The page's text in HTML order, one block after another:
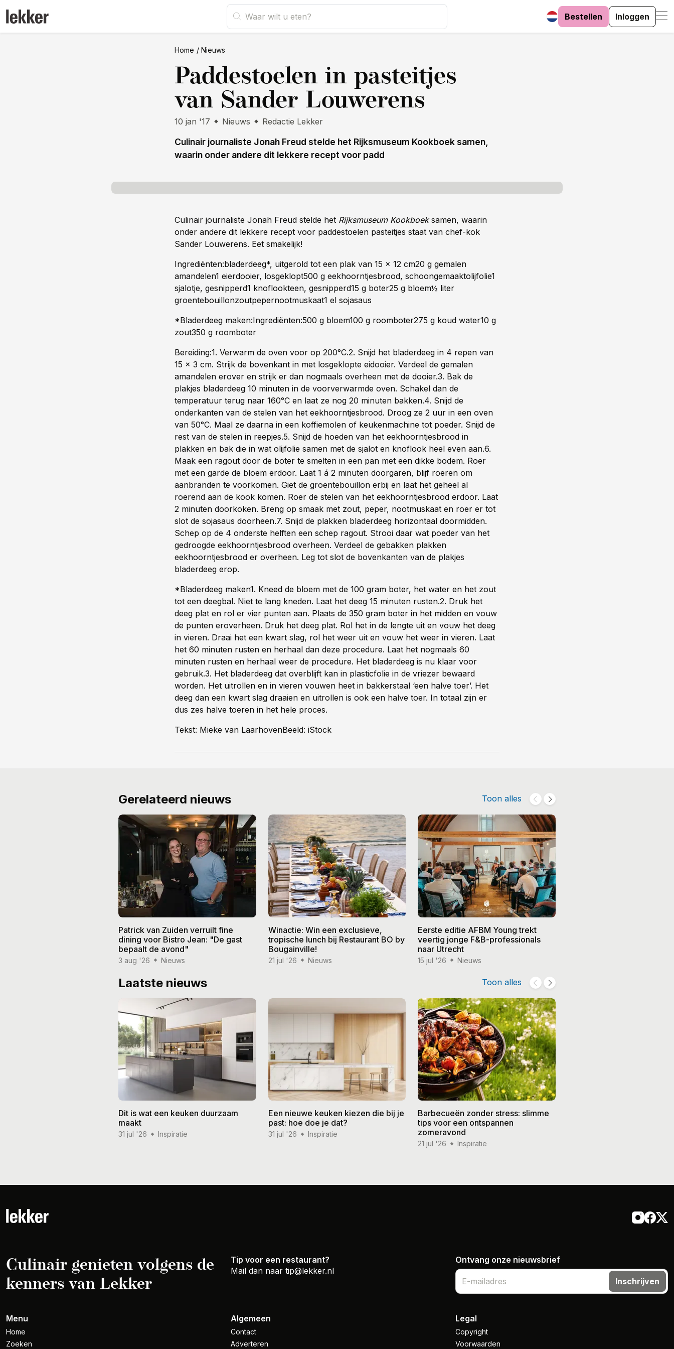
Bestellen Inloggen
Home Nieuws
Paddestoelen in pasteitjes
van Sander Louwerens
10 jan '17 Nieuws Redactie Lekker
Culinair journaliste Jonah Freud stelde het Rijksmuseum Kookboek samen,
waarin onder andere dit lekkere recept voor padd
Culinair journaliste Jonah Freud stelde het Rijksmuseum Kookboeksamen, waarin
onder andere dit lekkere recept voor paddestoelen pasteitjes staat van chef-kok
Sander Louwerens. Eet smakelijk!
Ingrediënten:bladerdeeg*, uitgerold tot een plak van 15 x 12 cm20 g gemalen
amandelen1 eierdooier, losgeklopt500 g eekhoorntjesbrood, schoongemaaktolijfolie1
sjalotje, gesnipperd1 knoflookteen, gesnipperd15 g boter25 g bloem½ liter
groentebouillonzoutpepernootmuskaat1 el sojasaus
*Bladerdeeg maken:Ingrediënten:500 g bloem100 g roomboter275 g koud water10 g
zout350 g roomboter
Bereiding:1. Verwarm de oven voor op 200°C.2. Snijd het bladerdeeg in 4 repen van
15 x 3 cm. Strijk de bovenkant in met losgeklopte eidooier. Verdeel de gemalen
amandelen erover en strijk er dan nogmaals overheen met de dooier.3. Bak de
plakjes bladerdeeg 10 minuten in de voorverwarmde oven. Schakel dan de
temperatuur terug naar 160°C en laat ze nog 20 minuten bakken.4. Snijd de
onderkanten van de stelen van het eekhoorntjesbrood. Droog ze 2 uur in een oven
van 50°C. Maal ze daarna in een koffiemolen of keukenmachine tot poeder. Snijd de
rest van de stelen in reepjes.5. Snijd de hoeden van het eekhoorntjesbrood in
plakken en bak die in wat olijfolie samen met de sjalot en knoflook heel even aan.6.
Maak een ragout door de boter te smelten in een pan met een dikke bodem. Roer
met een garde de bloem erdoor. Laat 1 á 2 minuten doorgaren, blijf roeren om
aanbranden te voorkomen. Giet de groentebouillon erbij en laat het geheel al
roerend aan de kook komen. Roer de stelen van het eekhoorntjesbrood erdoor. Laat
2 minuten doorkoken. Breng op smaak met zout, peper, nootmuskaat en roer er tot
slot de sojasaus doorheen.7. Snijd de plakken bladerdeeg horizontaal doormidden.
Schep op de 4 onderste helften een schep ragout. Strooi daar wat poeder van het
gedroogde eekhoorntjesbrood overheen. Verdeel de gebakken plakken
eekhoorntjesbrood er overheen. Leg tot slot de bovenkanten van de plakjes
bladerdeeg erop.
*Bladerdeeg maken1. Kneed de bloem met de 100 gram boter, het water en het zout
tot een deegbal. Niet te lang kneden. Laat het deeg 15 minuten rusten.2. Druk het
deeg plat en rol er vier punten aan. Plaats de 350 gram boter in het midden en vouw
de punten eroverheen. Druk het deeg plat. Rol het in de lengte uit en vouw het deeg
in vieren. Draai het een kwart slag, rol het weer uit en vouw het weer in vieren. Laat
het 60 minuten rusten en herhaal dan deze procedure. Laat het nogmaals 60
minuten rusten en herhaal weer de procedure. Het bladerdeeg is nu klaar voor
gebruik.3. Het bladerdeeg dat overblijft kan in plasticfolie in de vriezer bewaard
worden. Het uitrollen en in vieren vouwen heet in bakkerstaal ‘een halve toer’. Het
deeg dan een kwart slag draaien en uitrollen is ook een halve toer. In totaal zijn er
dus zes halve toeren in het hele proces.
Tekst: Mieke van LaarhovenBeeld: iStock
Gerelateerd nieuws Toon alles
Patrick van Zuiden verruilt fine
dining voor Bistro Jean: "De gast
bepaalt de avond"
3 aug '26 Nieuws
Winactie: Win een exclusieve,
tropische lunch bij Restaurant BO by
Bougainville!
21 jul '26 Nieuws
Eerste editie AFBM Young trekt
veertig jonge F&B-professionals
naar Utrecht
15 jul '26 Nieuws
Laatste nieuws Toon alles
Dit is wat een keuken duurzaam
maakt
31 jul '26 Inspiratie
Een nieuwe keuken kiezen die bij je
past: hoe doe je dat?
31 jul '26 Inspiratie
Barbecueën zonder stress: slimme
tips voor een ontspannen
zomeravond
21 jul '26 Inspiratie
Culinair genieten volgens de
kenners van Lekker
Tip voor een restaurant?
Mail dan naar tip@lekker.nl
Ontvang onze nieuwsbrief
Inschrijven
Menu
Home
Zoeken
Algemeen
Contact
Adverteren
Legal
Copyright
Voorwaarden